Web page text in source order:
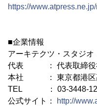
https://
■企業情報
アーキテクツ・スタジオ
代表 ： 代表取締役
本社 ： 東京都港区
TEL ： 03-3448-
公式サイト：
http://